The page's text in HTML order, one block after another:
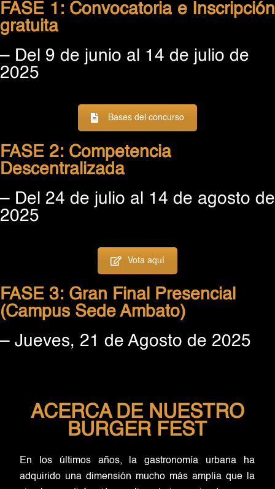
FASE 1: Convocatoria e Inscripción
gratuita
– Del 9 de junio al 14 de julio de
2025
Bases del concurso
FASE 2: Competencia
Descentralizada
– Del 24 de julio al 14 de agosto de
2025
Vota aquí
FASE 3: Gran Final Presencial
(Campus Sede Ambato)
– Jueves, 21 de Agosto de 2025
ACERCA DE NUESTRO
BURGER FEST
En los últimos años, la gastronomía urbana ha
adquirido una dimensión mucho más amplia que la